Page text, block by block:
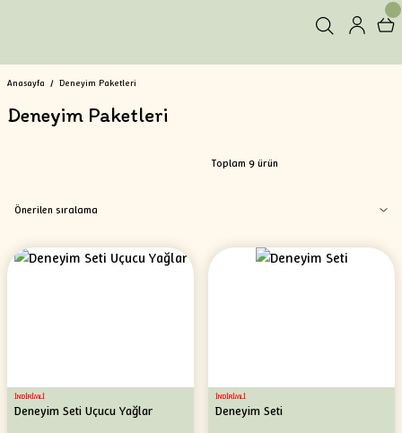
Anasayfa Deneyim Paketleri
Deneyim Paketleri
Toplam 9 ürün
İNDİRİMLİ
Deneyim Seti Uçucu Yağlar
İNDİRİMLİ
Deneyim Seti